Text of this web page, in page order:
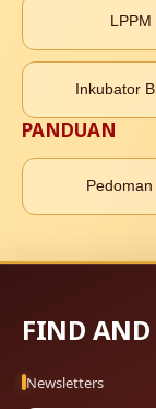
LPPM
Inkubator
PANDUAN
Pedoman
FIND AND
Newsletters